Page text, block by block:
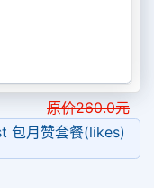
原价260.0元
包月赞套餐(likes)